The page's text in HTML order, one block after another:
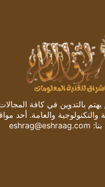
بالتدوين في كافة المجالات
والتكنولوجية والعامة. أحد
eshrag@eshraag.com